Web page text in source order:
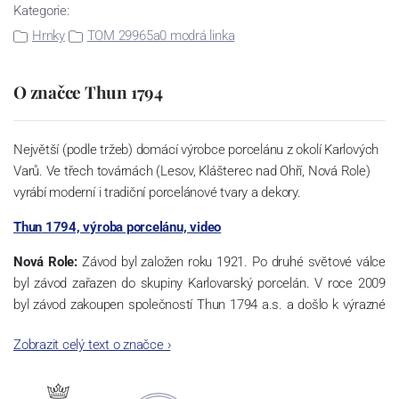
Kategorie:
Hrnky
TOM 29965a0 modrá linka
O značce Thun 1794
Největší (podle tržeb) domácí výrobce porcelánu z okolí Karlových
Varů. Ve třech továrnách (Lesov, Klášterec nad Ohří, Nová Role)
vyrábí moderní i tradiční porcelánové tvary a dekory.
Thun 1794, výroba porcelánu, video
Nová Role: Závod byl založen roku 1921. Po druhé světové válce
byl závod zařazen do skupiny Karlovarský porcelán. V roce 2009
byl závod zakoupen společností Thun 1794 a.s. a došlo k výrazné
společnosti a v jejím areálu jsou umístěny i provoz servis a výroba
a ve své výrobě navazuje na více jak 220-letou tradici výroby
Zobrazit celý text o značce›